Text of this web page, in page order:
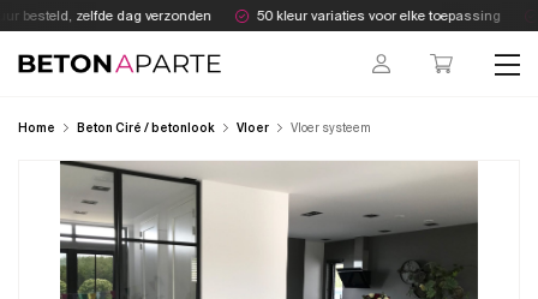
Skip
to
content
besteld, zelfde dag verzonden 50 kleur variaties voor elke toepassing
Beton Aparte
Home Beton Ciré / betonlook Vloer Vloer systeem